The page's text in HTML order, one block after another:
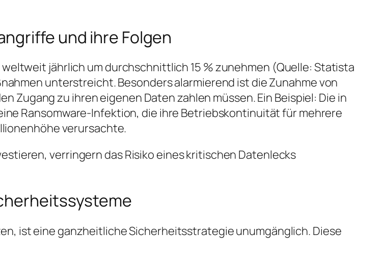
und ihre Folgen
jährlich um durchschnittlich 15 % zunehmen (Quelle: Statista
unterstreicht. Besonders alarmierend ist die Zunahme von
Zugang zu ihren eigenen Daten zahlen müssen. Ein Beispiel: Die in
Ransomware-Infektion, die ihre Betriebskontinuität für mehrere
verursachte.
verringern das Risiko eines kritischen Datenlecks
ist eine ganzheitliche Sicherheitsstrategie unumgänglich. Diese